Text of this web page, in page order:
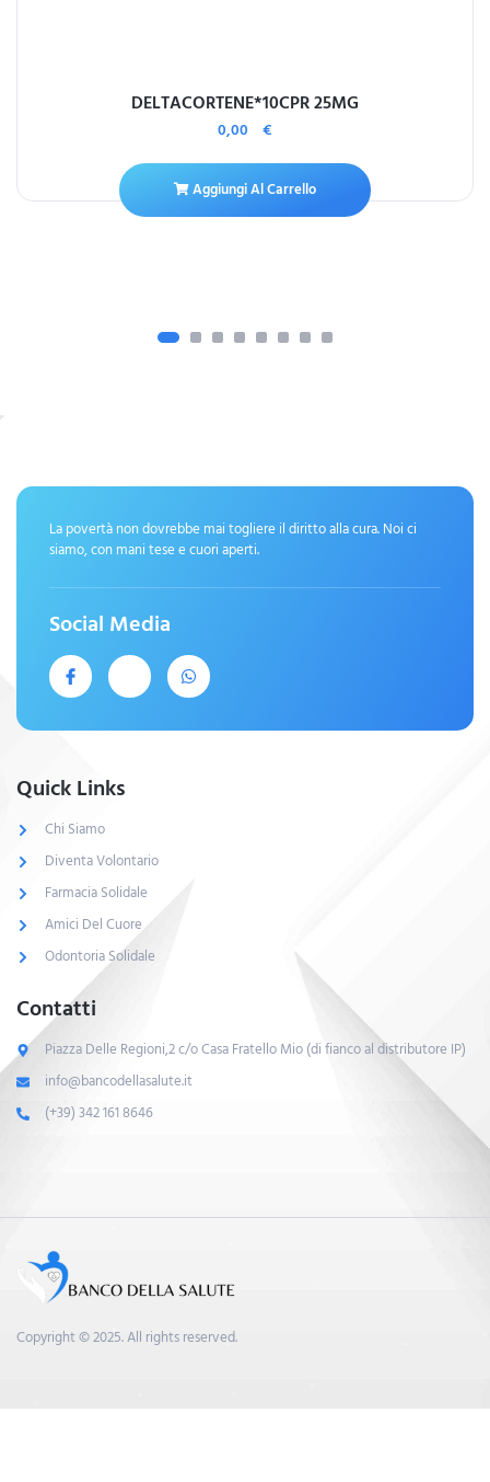
DELTACORTENE*10CPR 25MG
0,00 €
Aggiungi Al Carrello
La povertà non dovrebbe mai togliere il diritto alla cura. Noi ci
siamo, con mani tese e cuori aperti.
Social Media
Quick Links
Chi Siamo
Diventa Volontario
Farmacia Solidale
Amici Del Cuore
Odontoria Solidale
Contatti
Piazza Delle Regioni,2 c/o Casa Fratello Mio (di fianco al distributore IP)
info@bancodellasalute.it
(+39) 342 161 8646
Copyright © 2025. All rights reserved.